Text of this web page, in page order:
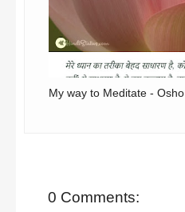
My way to Meditate - Osho
0 Comments: